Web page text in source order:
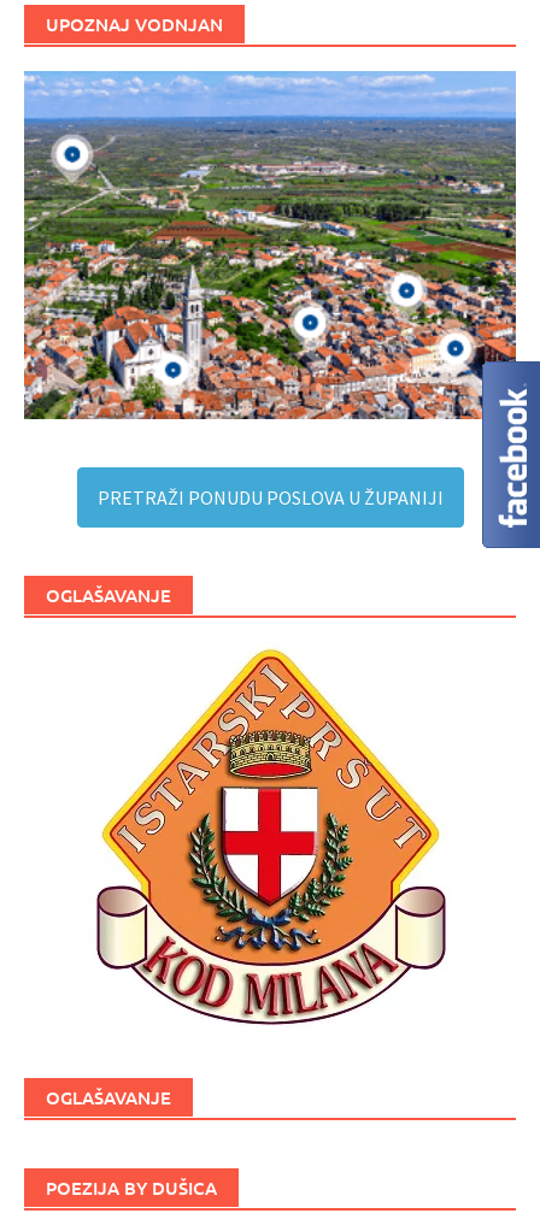
UPOZNAJ VODNJAN
PRETRAŽI PONUDU POSLOVA U ŽUPANIJI
OGLAŠAVANJE
OGLAŠAVANJE
POEZIJA BY DUŠICA